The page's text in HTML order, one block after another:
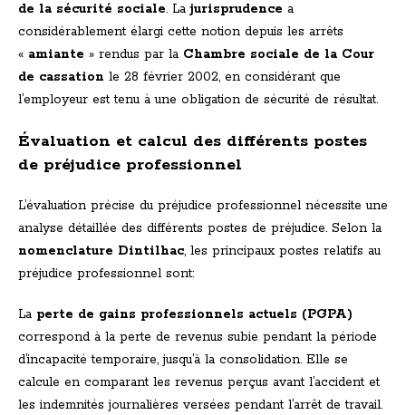
de la sécurité sociale. Lajurisprudence a
considérablement élargi cette notion depuis les arrêts
« amiante » rendus par la Chambre sociale de la Cour
de cassation le 28 février 2002, en considérant que
l’employeur est tenu à une obligation de sécurité de résultat.
Évaluation et calcul des différents postes
de préjudice professionnel
L’évaluation précise du préjudice professionnel nécessite une
analyse détaillée des différents postes de préjudice. Selon la
nomenclature Dintilhac, les principaux postes relatifs au
préjudice professionnel sont:
La perte de gains professionnels actuels (PGPA)
correspond à la perte de revenus subie pendant la période
d’incapacité temporaire, jusqu’à la consolidation. Elle se
calcule en comparant les revenus perçus avant l’accident et
les indemnités journalières versées pendant l’arrêt de travail.